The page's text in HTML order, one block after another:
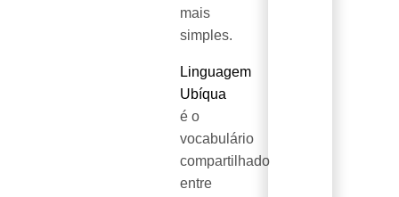
mais
simples.
Linguagem
Ubíqua
é o
vocabulário
compartilhado
entre